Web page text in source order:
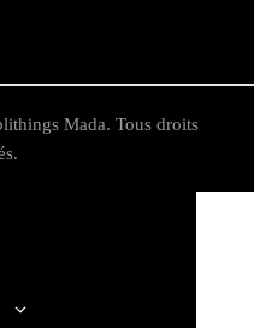
Mada. Tous droits